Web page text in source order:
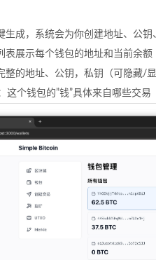
生成，系统会为你创建地址、公钥
表展示每个钱包的地址和当前余额
整的地址、公钥，私钥（可隐藏/
这个钱包的”钱”具体来自哪些交易